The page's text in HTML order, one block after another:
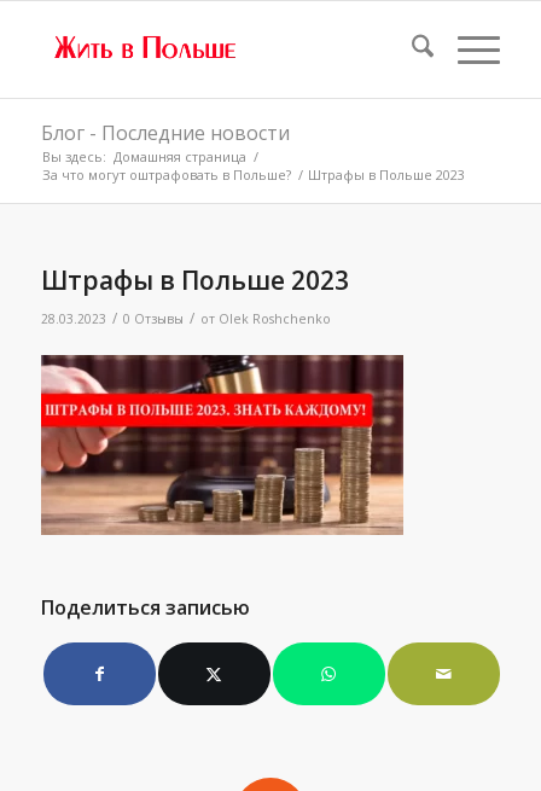
Блог - Последние новости
Вы здесь: Домашняя страница /
За что могут оштрафовать в Польше? / Штрафы в Польше 2023
Штрафы в Польше 2023
28.03.2023 / 0 Отзывы / от Olek Roshchenko
Поделиться записью